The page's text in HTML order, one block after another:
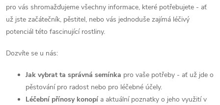
pro vás shromažďujeme všechny informace, které potřebujete - ať
už jste začátečník, pěstitel, nebo vás jednoduše zajímá léčivý
potenciál této fascinující rostliny.
Dozvíte se u nás:
Jak vybrat ta správná semínka pro vaše potřeby - ať už jde o
pěstování pro radost nebo pro léčebné účely.
Léčební přínosy konopí a aktuální poznatky o jeho využití v